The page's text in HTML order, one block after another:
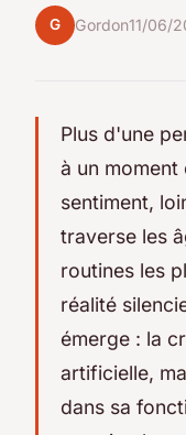
G Gordon11/06/
Plus d'une
à un moment
sentiment,
traverse les
routines les
réalité
émerge : la
artificielle,
dans sa